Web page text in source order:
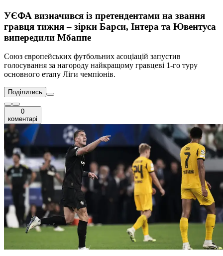
УЄФА визначився із претендентами на звання
гравця тижня – зірки Барси, Інтера та Ювентуса
випередили Мбаппе
Союз європейських футбольних асоціацій запустив
голосування за нагороду найкращому гравцеві 1-го туру
основного етапу Ліги чемпіонів.
Поділитись
0
коментарі